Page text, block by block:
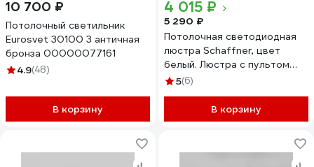
10 700 ₽
Потолочный светильник
Eurosvet 30100 3 античная
бронза 00000077161
4.9(48)
В корзину
4 015 ₽
5 290 ₽
Потолочная светодиодная
люстра Schaffner, цвет
белый. Люстра с пультом
управления, освещение до
Peligroso 39040-6
5(6)
В корзину